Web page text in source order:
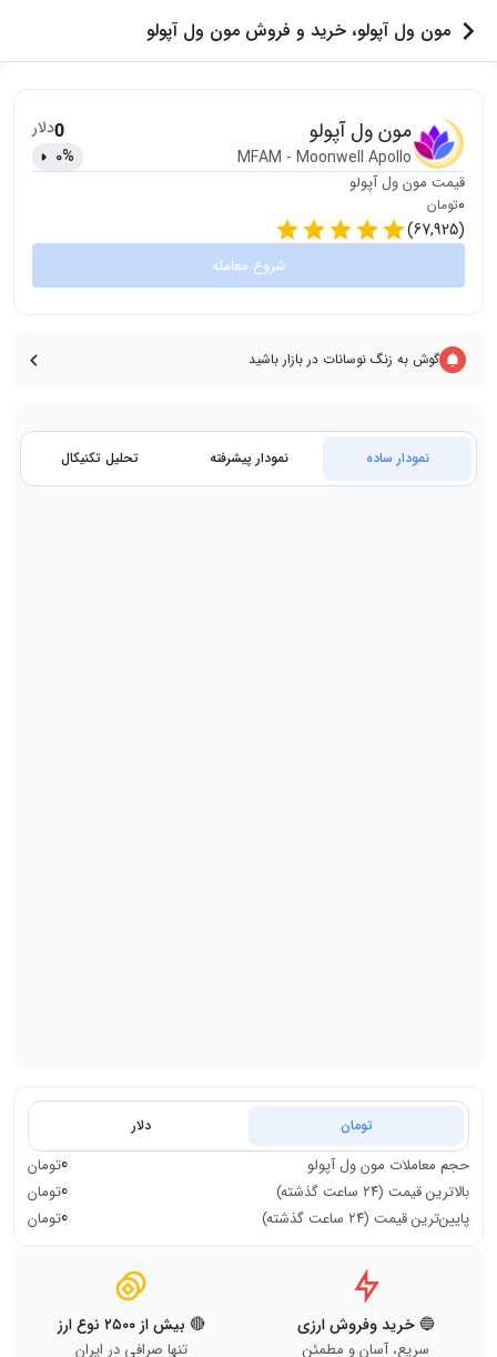
مون ول آپولو، خرید و فروش مون ول آپولو
مون ول آپولو
MFAM - Moonwell Apollo
0دلار
0%
قیمت مون ول آپولو
0تومان
(
67,925
)
شروع معامله
گوش به زنگ نوسانات در بازار باشید
نمودار ساده نمودار پیشرفته تحلیل تکنیکال
تومان دلار
حجم معاملات مون ول آپولو 0تومان
بالاترین قیمت (۲۴ ساعت گذشته)
0تومان
پایین‌ترین قیمت (۲۴ ساعت گذشته)
0تومان
🔵 خرید وفروش ارزی
سریع، آسان و مطمئن
🔴 بیش از ۲۵۰۰ نوع ارز
تنها صرافی در ایران